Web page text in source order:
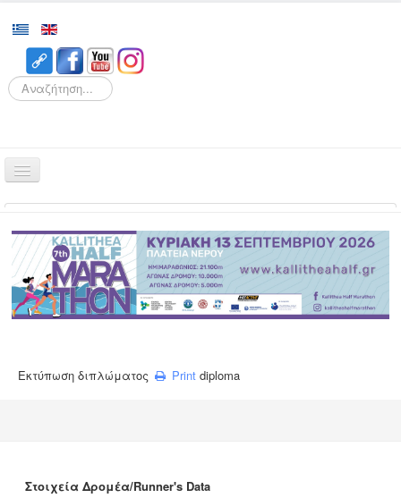
Search
Αγώνες
Διοργάνωση
Εθελοντισμός
Αποτελέσματα
Εκτύπωση διπλώματος Print diploma
Στοιχεία Δρομέα/Runner's Data